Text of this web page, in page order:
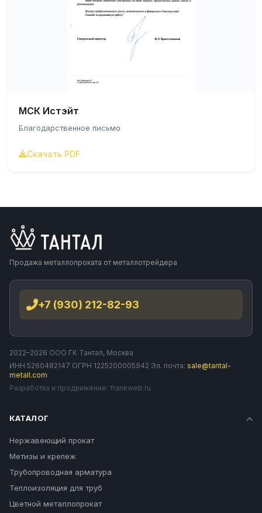
МСК Истэйт
Благодарственное письмо
Скачать PDF
Продажа металлопроката от металлотрейдера
+7 (930) 212-82-93
2022–2026 ООО ГК Тантал, Москва
ИНН 5260482147 ОГРН 1225200005942 Эл. почта: sale@tantal-
metall.com
Разработка и продвижение: frankweb.ru
КАТАЛОГ
Нержавеющий прокат
Метизы и крепеж
Трубопроводная арматура
Теплоизоляция для труб
Цветной металлопрокат